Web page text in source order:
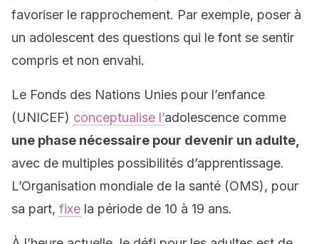
favoriser le rapprochement. Par exemple, poser à
un adolescent des questions qui le font se sentir
compris et non envahi.
Le Fonds des Nations Unies pour l’enfance
(UNICEF) conceptualise l’adolescence comme
une phase nécessaire pour devenir un adulte,
avec de multiples possibilités d’apprentissage.
L’Organisation mondiale de la santé (OMS), pour
sa part, fixe la période de 10 à 19 ans.